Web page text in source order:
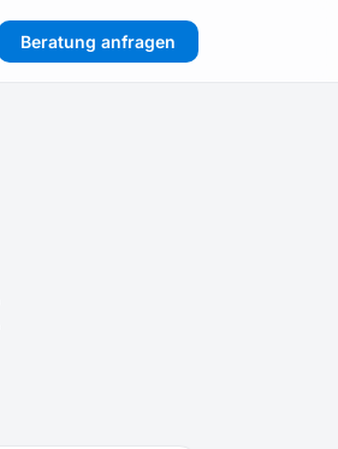
Beratung anfragen